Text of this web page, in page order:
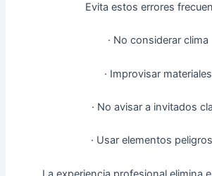
Evita estos errores
· No considerar clima
· Improvisar materiales
· No avisar a invitados
· Usar elementos